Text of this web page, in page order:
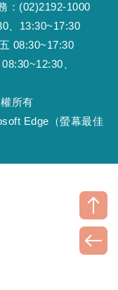
：(02)2192-1000
、13:30~17:30
08:30~17:30
、
所有
Edge（螢幕最佳